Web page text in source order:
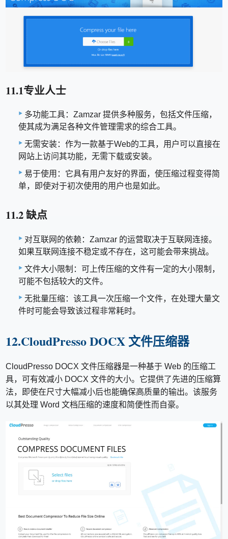
11.1专业人士
多功能工具：Zamzar 提供多种服务，包括文件压缩，
使其成为满足各种文件管理需求的综合工具。
无需安装：作为一款基于Web的工具，用户可以直接在
网站上访问其功能，无需下载或安装。
易于使用：它具有用户友好的界面，使压缩过程变得简
单，即使对于初次使用的用户也是如此。
11.2 缺点
对互联网的依赖：Zamzar 的运营取决于互联网连接。
如果互联网连接不稳定或不存在，这可能会带来挑战。
文件大小限制：可上传压缩的文件有一定的大小限制，
可能不包括较大的文件。
无批量压缩：该工具一次压缩一个文件，在处理大量文
件时可能会导致该过程非常耗时。
12.CloudPresso DOCX 文件压缩器
CloudPresso DOCX 文件压缩器是一种基于 Web 的压缩工
具，可有效减小 DOCX 文件的大小。它提供了先进的压缩算
法，即使在尺寸大幅减小后也能确保高质量的输出。该服务
以其处理 Word 文档压缩的速度和简便性而自豪。